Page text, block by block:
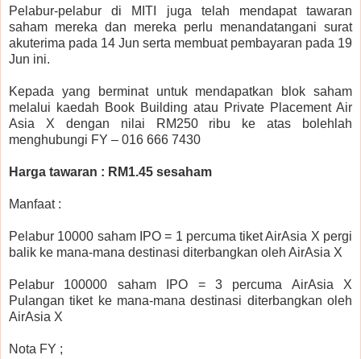
Pelabur-pelabur di MITI juga telah mendapat tawaran
saham mereka dan mereka perlu menandatangani surat
akuterima pada 14 Jun serta membuat pembayaran pada 19
Jun ini.
Kepada yang berminat untuk mendapatkan blok saham
melalui kaedah Book Building atau Private Placement Air
Asia X dengan nilai RM250 ribu ke atas bolehlah
menghubungi FY – 016 666 7430
Harga tawaran : RM1.45 sesaham
Manfaat :
Pelabur 10000 saham IPO = 1 percuma tiket AirAsia X pergi
balik ke mana-mana destinasi diterbangkan oleh AirAsia X
Pelabur 100000 saham IPO = 3 percuma AirAsia X
Pulangan tiket ke mana-mana destinasi diterbangkan oleh
AirAsia X
Nota FY ;